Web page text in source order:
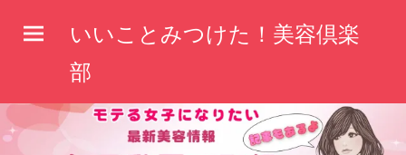
へ
いいことみつけた！美容倶楽
部